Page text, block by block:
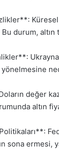
Küresel
durum, altın
yönelmesine
değer
altın
sona ermesi,